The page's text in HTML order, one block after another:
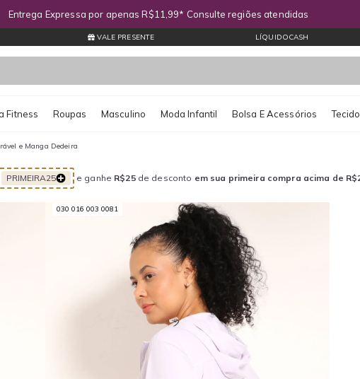
Entrega Expressa por apenas R$11,99* Consulte regiões atendidas
VALE PRESENTE LÍQUIDOCASH
Bolsa E Acessórios
Masculino Moda Infantil
Roupas
Fitness
e Manga Dedeira
PRIMEIRA25 e ganhe R$25de desconto em sua primeira compra acima de
030 016 003 0081 030